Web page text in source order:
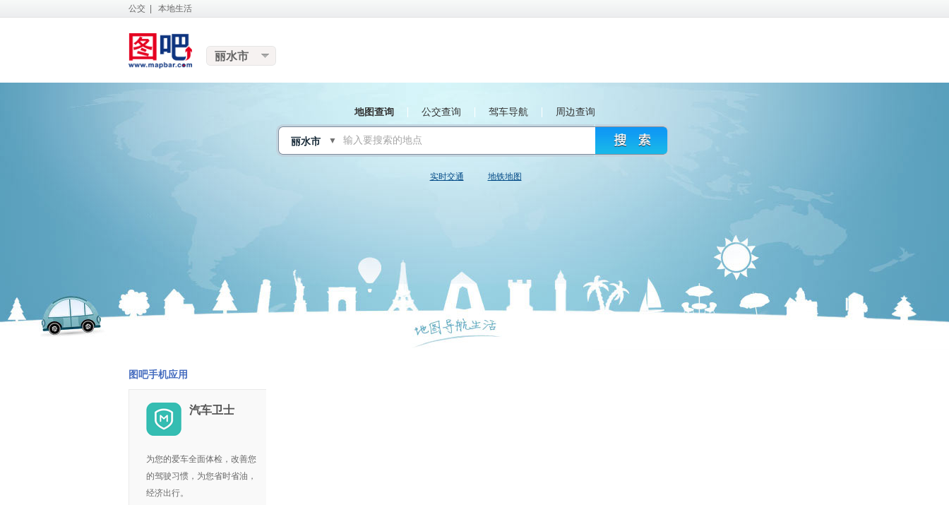
公交 本地生活
地图查询 公交查询 驾车导航 周边查询
▼
实时交通 地铁地图
图吧手机应用
汽车卫士
为您的爱车全面体检，改善您
的驾驶习惯，为您省时省油，
经济出行。